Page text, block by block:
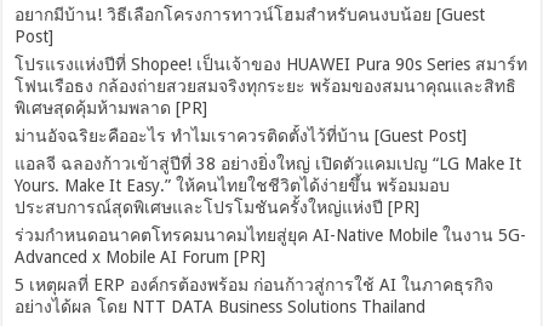
อยากมีบ้าน! วิธีเลือกโครงการทาวน์โฮมสำหรับคนงบน้อย [Guest
Post]
โปรแรงแห่งปีที่ Shopee! เป็นเจ้าของ HUAWEI Pura 90s Series สมาร์ท
โฟนเรือธง กล้องถ่ายสวยสมจริงทุกระยะ พร้อมของสมนาคุณและสิทธิ
พิเศษสุดคุ้มห้ามพลาด [PR]
ม่านอัจฉริยะคืออะไร ทำไมเราควรติดตั้งไว้ที่บ้าน [Guest Post]
แอลจี ฉลองก้าวเข้าสู่ปีที่ 38 อย่างยิ่งใหญ่ เปิดตัวแคมเปญ “LG Make It
Yours. Make It Easy.” ให้คนไทยใชชีวิตได้ง่ายขึ้น พร้อมมอบ
ประสบการณ์สุดพิเศษและโปรโมชันครั้งใหญ่แห่งปี [PR]
ร่วมกำหนดอนาคตโทรคมนาคมไทยสู่ยุค AI-Native Mobile ในงาน 5G-
Advanced x Mobile AI Forum [PR]
5 เหตุผลที่ ERP องค์กรต้องพร้อม ก่อนก้าวสู่การใช้ AI ในภาคธุรกิจ
อย่างได้ผล โดย NTT DATA Business Solutions Thailand